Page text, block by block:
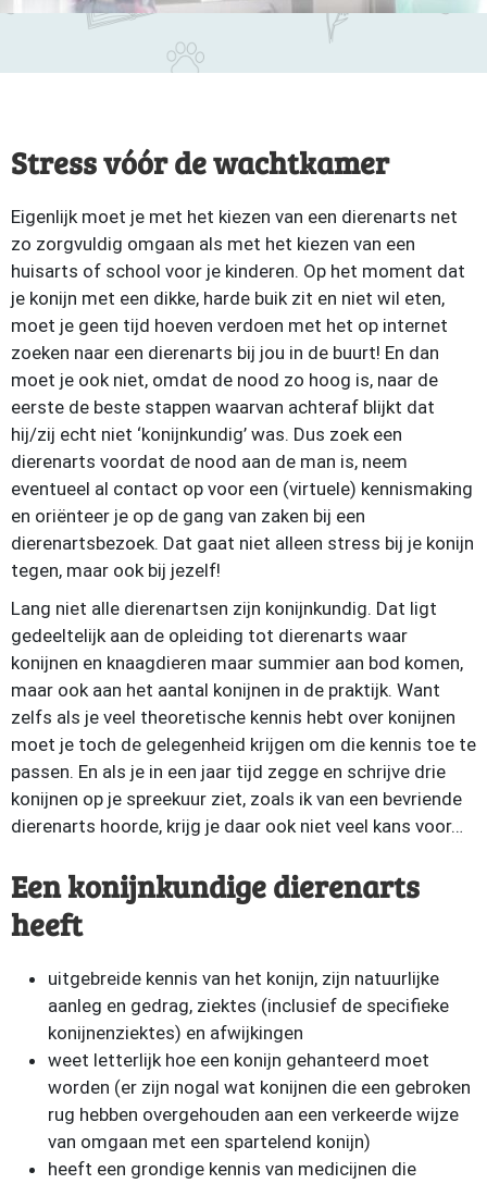
Stress vóór de wachtkamer
Eigenlijk moet je met het kiezen van een dierenarts net
zo zorgvuldig omgaan als met het kiezen van een
huisarts of school voor je kinderen. Op het moment dat
je konijn met een dikke, harde buik zit en niet wil eten,
moet je geen tijd hoeven verdoen met het op internet
zoeken naar een dierenarts bij jou in de buurt! En dan
moet je ook niet, omdat de nood zo hoog is, naar de
eerste de beste stappen waarvan achteraf blijkt dat
hij/zij echt niet ‘konijnkundig’ was. Dus zoek een
dierenarts voordat de nood aan de man is, neem
eventueel al contact op voor een (virtuele) kennismaking
en oriënteer je op de gang van zaken bij een
dierenartsbezoek. Dat gaat niet alleen stress bij je konijn
tegen, maar ook bij jezelf!
Lang niet alle dierenartsen zijn konijnkundig. Dat ligt
gedeeltelijk aan de opleiding tot dierenarts waar
konijnen en knaagdieren maar summier aan bod komen,
maar ook aan het aantal konijnen in de praktijk. Want
zelfs als je veel theoretische kennis hebt over konijnen
moet je toch de gelegenheid krijgen om die kennis toe te
passen. En als je in een jaar tijd zegge en schrijve drie
konijnen op je spreekuur ziet, zoals ik van een bevriende
dierenarts hoorde, krijg je daar ook niet veel kans voor…
Een konijnkundige dierenarts
heeft
uitgebreide kennis van het konijn, zijn natuurlijke
aanleg en gedrag, ziektes (inclusief de specifieke
konijnenziektes) en afwijkingen
weet letterlijk hoe een konijn gehanteerd moet
worden (er zijn nogal wat konijnen die een gebroken
rug hebben overgehouden aan een verkeerde wijze
van omgaan met een spartelend konijn)
heeft een grondige kennis van medicijnen die